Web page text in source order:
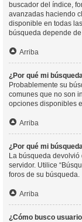
buscador del índice,
avanzadas haciendo
disponible en todas
búsqueda depende
Arriba
¿Por qué mi
Probablemente su
comunes que no son
opciones disponibles
Arriba
¿Por qué mi
La búsqueda devolvió
servidor. Utilice
foros de su búsqueda.
Arriba
¿Cómo busco